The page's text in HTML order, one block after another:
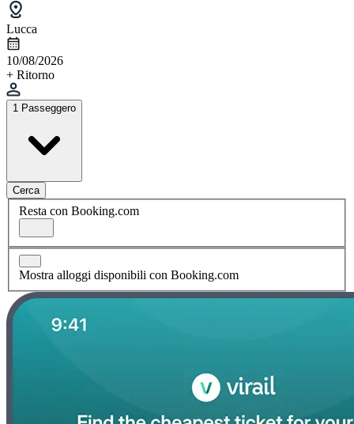
Lucca
10/08/2026
+ Ritorno
1 Passeggero
Cerca
Resta con Booking.com
Mostra alloggi disponibili con Booking.com